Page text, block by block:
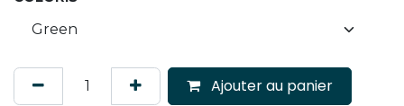
Ajouter au panier